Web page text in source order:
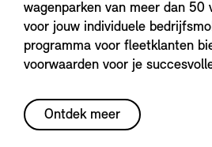
wagenparken van meer dan 50
voor jouw individuele
programma voor fleetklanten
voorwaarden voor je
Ontdek meer